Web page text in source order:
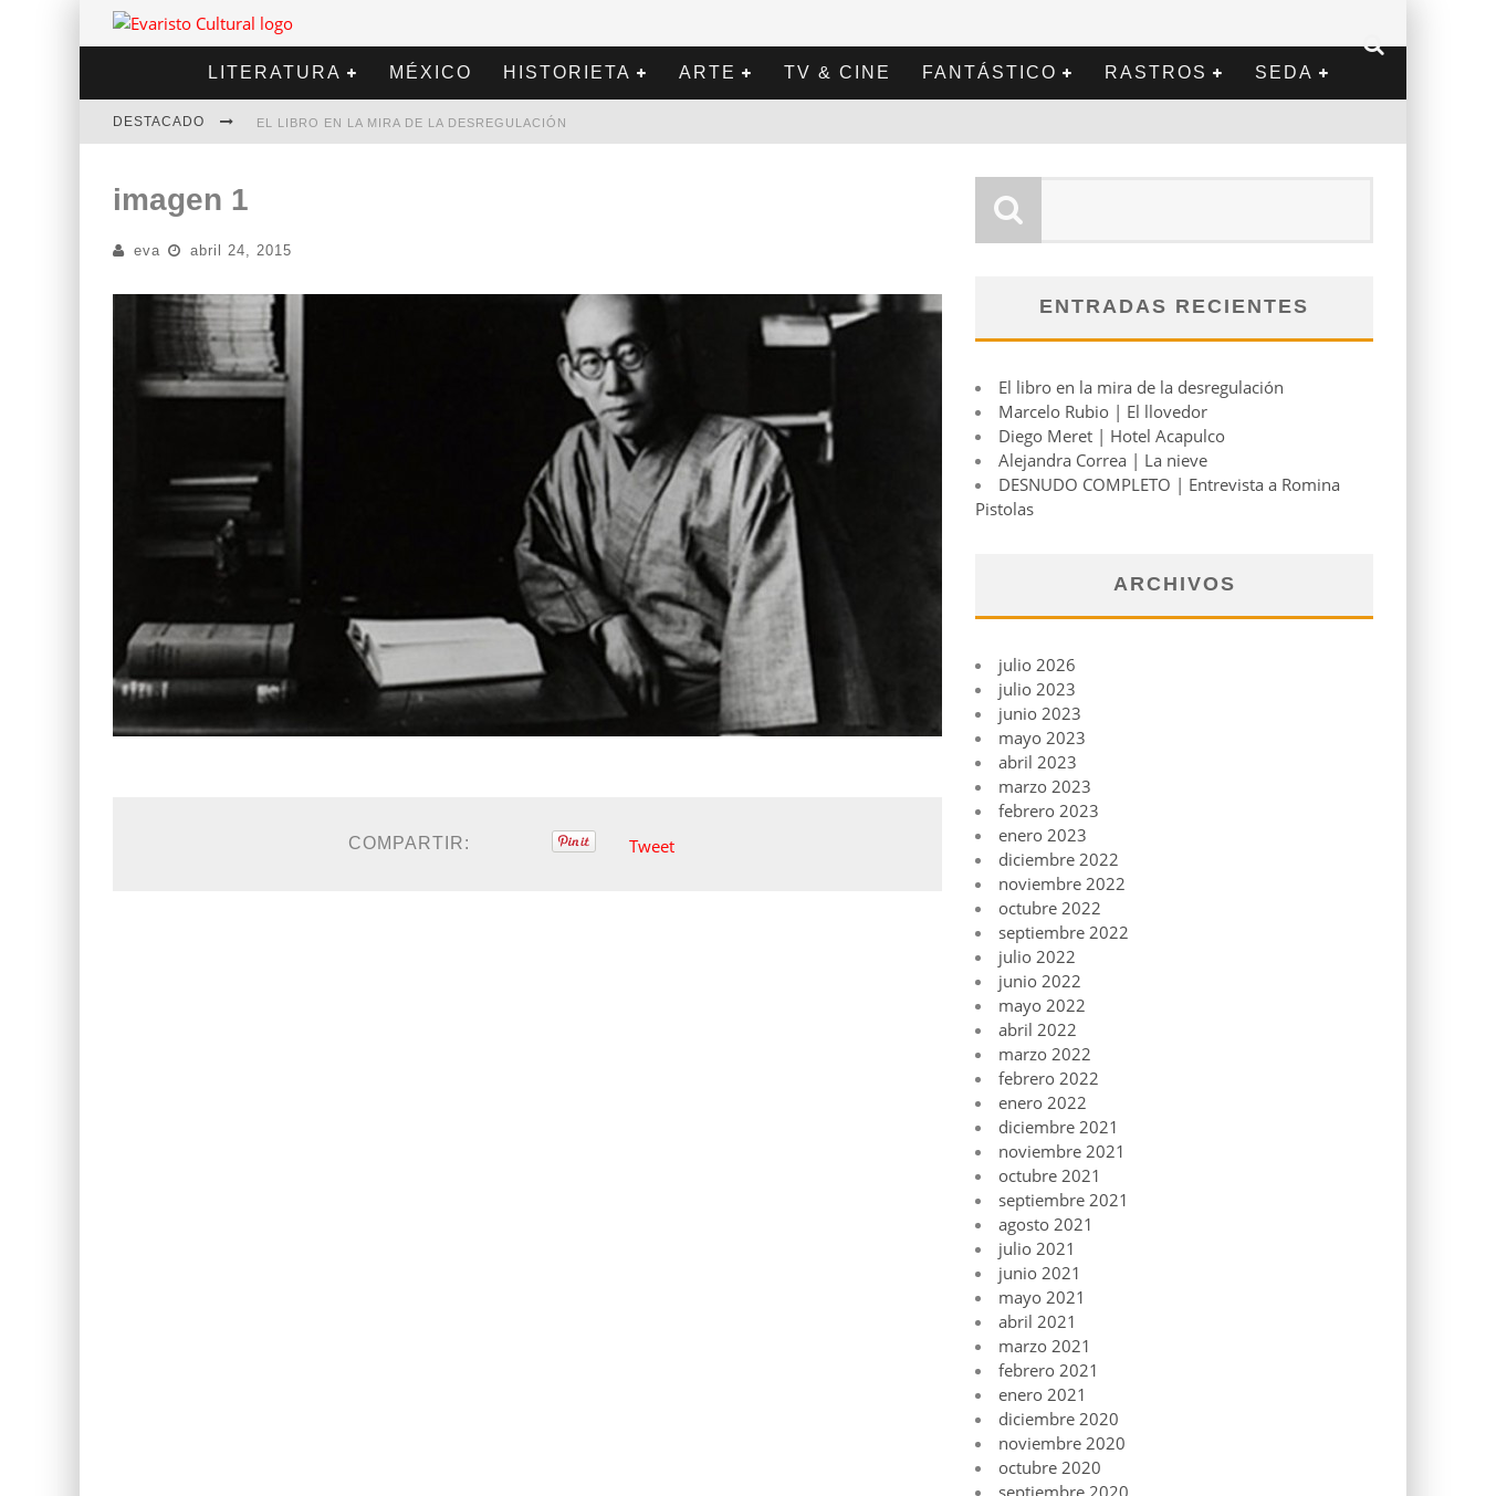
LITERATURA MÉXICO HISTORIETA ARTE TV & CINE FANTÁSTICO RASTROS SEDA
DESTACADO EL LIBRO EN LA MIRA DE LA DESREGULACIÓN
ALEJANDRA CORREA | LA NIEVE
imagen 1
eva abril 24, 2015
COMPARTIR: Tweet
ENTRADAS RECIENTES
El libro en la mira de la desregulación
Marcelo Rubio | El llovedor
Diego Meret | Hotel Acapulco
Alejandra Correa | La nieve
DESNUDO COMPLETO | Entrevista a Romina
Pistolas
ARCHIVOS
julio 2026
julio 2023
junio 2023
mayo 2023
abril 2023
marzo 2023
febrero 2023
enero 2023
diciembre 2022
noviembre 2022
octubre 2022
septiembre 2022
julio 2022
junio 2022
mayo 2022
abril 2022
marzo 2022
febrero 2022
enero 2022
diciembre 2021
noviembre 2021
octubre 2021
septiembre 2021
agosto 2021
julio 2021
junio 2021
mayo 2021
abril 2021
marzo 2021
febrero 2021
enero 2021
diciembre 2020
noviembre 2020
octubre 2020
septiembre 2020